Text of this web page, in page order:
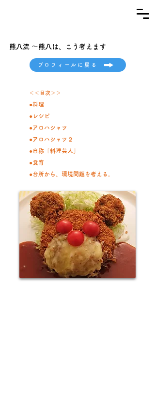
​熊八流 ～熊八は、こう考えます
プロフィールに戻る
＜＜目次＞＞
●料理
●レシピ
●アロハシャツ
​●アロハシャツ２
​●自称「料理芸人」
●食育
●台所から、環境問題を考える